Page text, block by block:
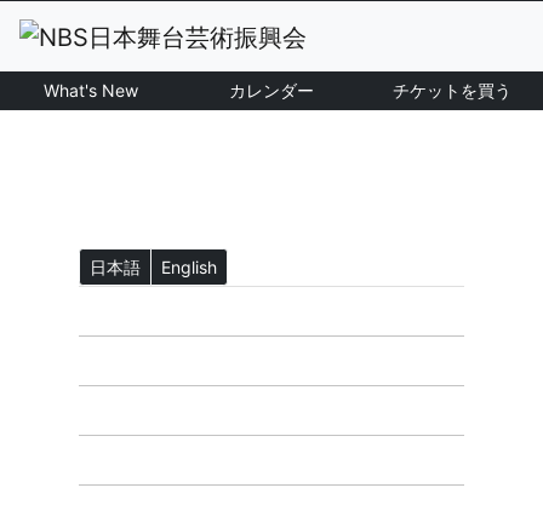
What's New カレンダー チケットを買う
日本語 English